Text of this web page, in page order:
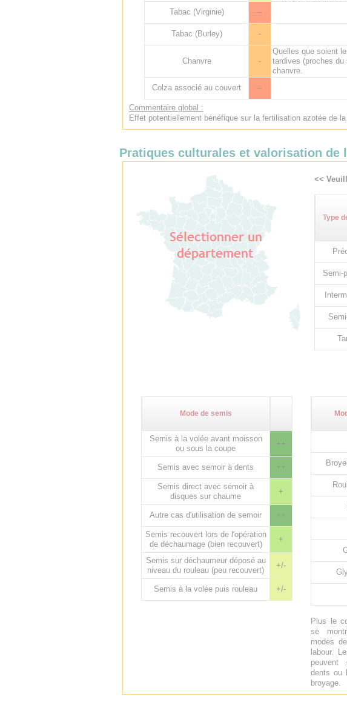
Tabac (Virginie)
--
Tabac (Burley) -
Chanvre -
Quelles que soient
tardives (proches
chanvre.
Colza associé au couvert
--
Commentaire global :
Effet potentiellement bénéfique sur la fertilisation azotée de
Pratiques culturales et valorisation de
<<
Type
Semi-
Mode de semis
Semis à la volée avant moisson
ou sous la coupe
++
Semis avec semoir à dents ++
Semis direct avec semoir à
disques sur chaume
+
Autre cas d'utilisation de semoir ++
Semis recouvert lors de l'opération
de déchaumage (bien recouvert)
+
Semis sur déchaumeur déposé au
niveau du rouleau (peu recouvert)
+/-
Semis à la volée puis rouleau +/-
Plus le
se
modes
labour.
peuvent
dents ou
broyage.